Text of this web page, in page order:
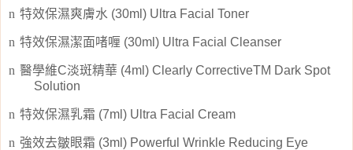
n 特效保濕爽膚水 (30ml) Ultra Facial Toner
n 特效保濕潔面啫喱 (30ml) Ultra Facial Cleanser
n 醫學維C淡斑精華 (4ml) Clearly CorrectiveTM Dark Spot
Solution
n 特效保濕乳霜 (7ml) Ultra Facial Cream
n 強效去皺眼霜 (3ml) Powerful Wrinkle Reducing Eye